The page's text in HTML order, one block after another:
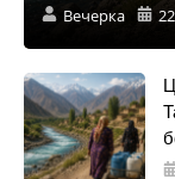
Вечерка